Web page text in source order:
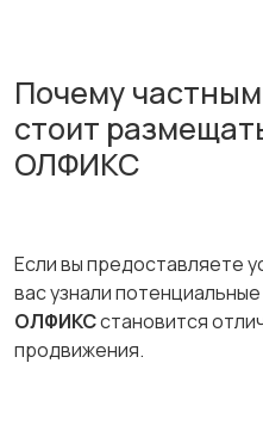
Почему
стоит
ОЛФИКС
Если вы предоставляете
вас узнали
ОЛФИКСстановится
продвижения.